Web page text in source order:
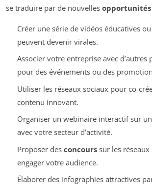
se traduire par de nouvelles
Créer une série de vidéos éducatives
peuvent devenir virales.
Associer votre entreprise avec d’autres
pour des événements ou des
Utiliser les réseaux sociaux pour co-
contenu innovant.
Organiser un webinaire interactif sur
avec votre secteur d’activité.
Proposer des concourssur les réseaux
engager votre audience.
Élaborer des infographies attractives